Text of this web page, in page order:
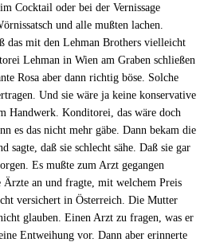
Cocktail oder bei der Vernissage
und alle mußten lachen.
das mit den Lehman Brothers vielleicht
Lehman in Wien am Graben schließen
Rosa aber dann richtig böse. Solche
Und sie wäre ja keine konservative
Handwerk. Konditorei, das wäre doch
es das nicht mehr gäbe. Dann bekam die
sagte, daß sie schlecht sähe. Daß sie gar
Es mußte zum Arzt gegangen
an und fragte, mit welchem Preis
versichert in Österreich. Die Mutter
glauben. Einen Arzt zu fragen, was er
Entweihung vor. Dann aber erinnerte